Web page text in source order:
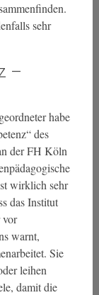
sehr
–
habe
des
der FH Köln
wirklich sehr
das Institut
vor
warnt,
Sie
leihen
damit die